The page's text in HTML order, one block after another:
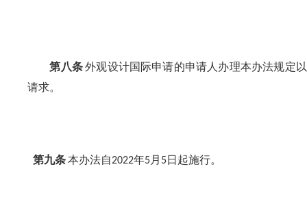
第八条外观设计国际申请的申请人办理本办法规定
请求。
第九条本办法自2022年5月 5日起施行。